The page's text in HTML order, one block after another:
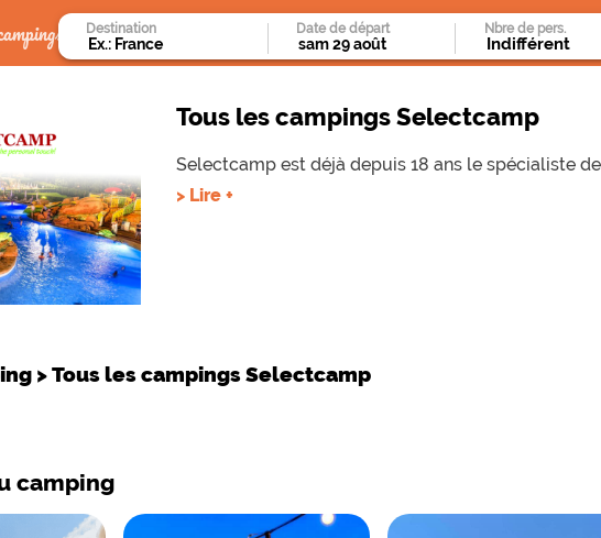
Destination Date de départ Nbre de pers.
Tous les campings Selectcamp
Selectcamp est déjà depuis 18 ans le spécialiste
> Lire +
>Tous les campings Selectcamp
camping